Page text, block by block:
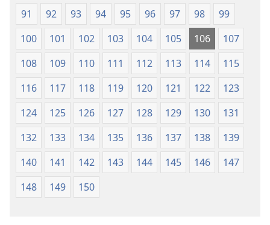
91
92 93 94 95 96 97 98
99
100
101 102 103 104 105 106
107
108
109 110 111 112 113 114
115
116
117 118 119 120 121 122
123
124
125 126 127 128 129 130
131
132
133 134 135 136 137 138
139
140
141 142 143 144 145 146
147
148
149 150